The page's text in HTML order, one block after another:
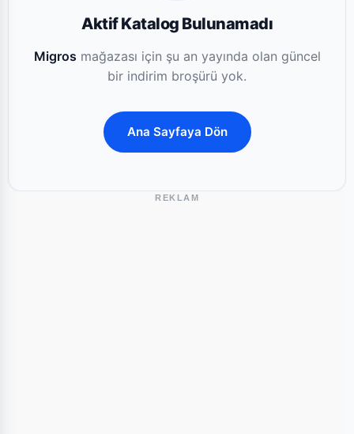
Aktif Katalog Bulunamadı
Migros mağazası için şu an yayında olan güncel
bir indirim broşürü yok.
Ana Sayfaya Dön
REKLAM